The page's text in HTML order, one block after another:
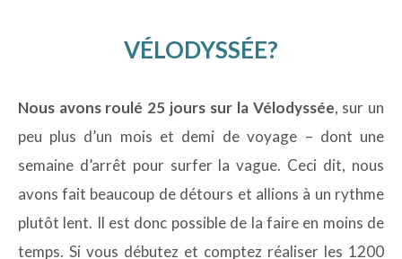
VÉLODYSSÉE?
Nous avons roulé 25 jours sur la Vélodyssée, sur un
peu plus d’un mois et demi de voyage – dont une
semaine d’arrêt pour surfer la vague. Ceci dit, nous
avons fait beaucoup de détours et allions à un rythme
plutôt lent. Il est donc possible de la faire en moins de
temps. Si vous débutez et comptez réaliser les 1200